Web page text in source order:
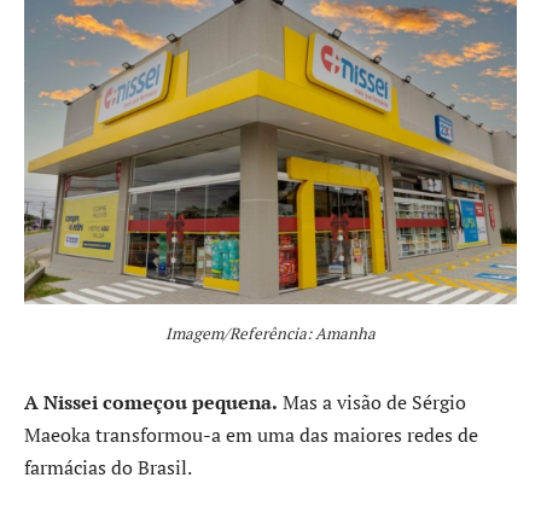
Imagem/Referência: Amanha
A Nissei começou pequena. Mas a visão de Sérgio
Maeoka transformou-a em uma das maiores redes de
farmácias do Brasil.